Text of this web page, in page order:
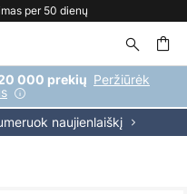
per 50 dienų
000 prekių Peržiūrėk
naujienlaiškį